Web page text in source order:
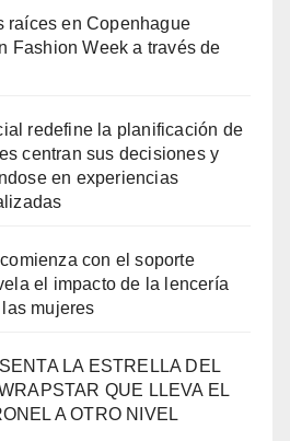
raíces en Copenhague
Fashion Week a través de
redefine la planificación de
centran sus decisiones y
en experiencias
con el soporte
el impacto de la lencería
mujeres
LA ESTRELLA DEL
QUE LLEVA EL
A OTRO NIVEL